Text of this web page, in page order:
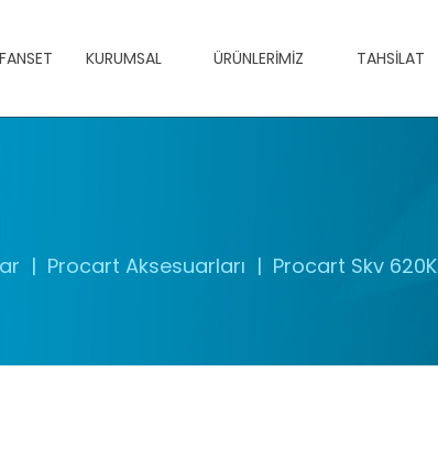
FANSET KURUMSAL ÜRÜNLERIMIZ TAHSILAT
Procart Aksesuarları Procart Skv 620K